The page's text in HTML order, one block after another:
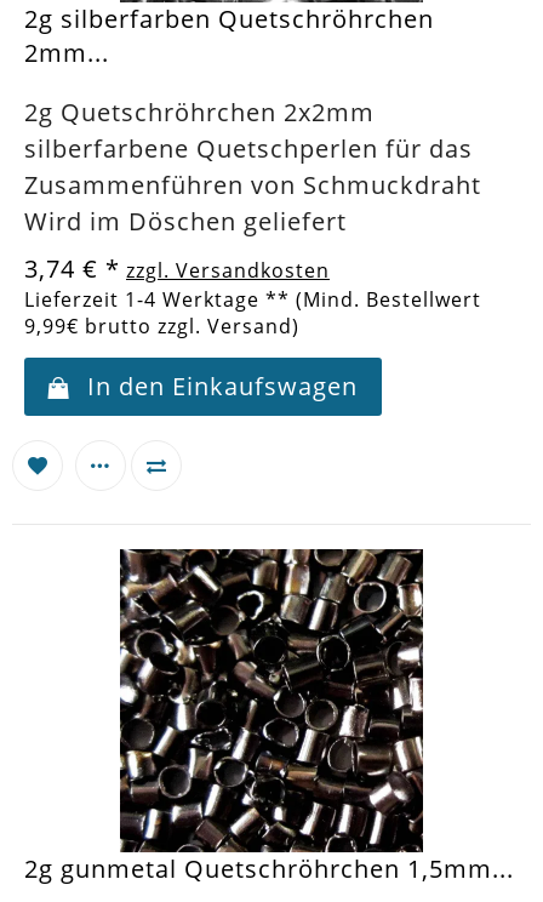
2g silberfarben Quetschröhrchen
2mm...
2g Quetschröhrchen 2x2mm
silberfarbene Quetschperlen für das
Zusammenführen von Schmuckdraht
Wird im Döschen geliefert
3,74 € * zzgl. Versandkosten
Lieferzeit 1-4 Werktage ** (Mind. Bestellwert
9,99€ brutto zzgl. Versand)
In den Einkaufswagen
2g gunmetal Quetschröhrchen 1,5mm...